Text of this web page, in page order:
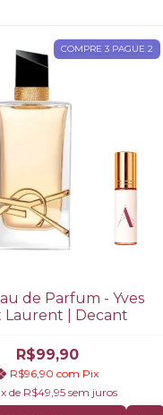
COMPRE 3 PAGUE 2
de Parfum - Yves
Laurent | Decant
R$99,90
R$96,90 com Pix
x de R$49,95 sem juros